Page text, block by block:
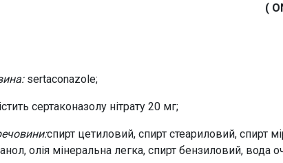
(
sertaconazole;
сертаконазолу нітрату 20 мг;
спирт цетиловий, спирт стеариловий, спирт
олія мінеральна легка, спирт бензиловий, вода